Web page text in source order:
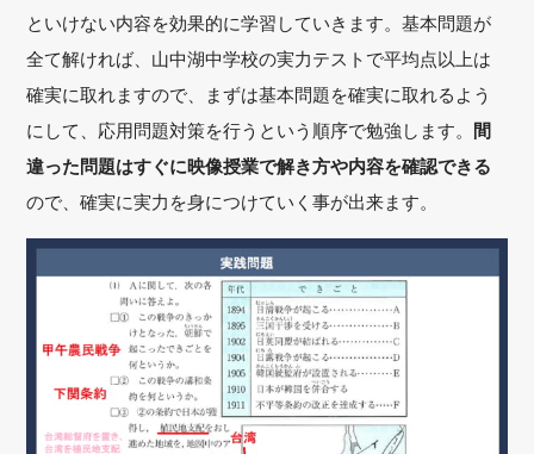
といけない内容を効果的に学習していきます。基本問題が
全て解ければ、山中湖中学校の実力テストで平均点以上は
確実に取れますので、まずは基本問題を確実に取れるよう
にして、応用問題対策を行うという順序で勉強します。 間
違った問題はすぐに映像授業で解き方や内容を確認できる
ので、確実に実力を身につけていく事が出来ます。